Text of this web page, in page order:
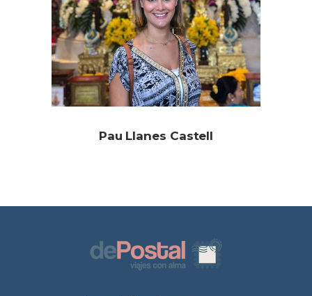
Pau Llanes Castell